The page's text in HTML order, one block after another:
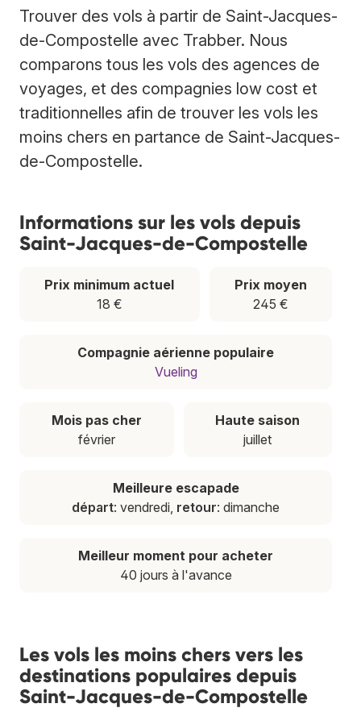
Trouver des vols à partir de Saint-Jacques-
de-Compostelle avec Trabber. Nous
comparons tous les vols des agences de
voyages, et des compagnies low cost et
traditionnelles afin de trouver les vols les
moins chers en partance de Saint-Jacques-
de-Compostelle.
Informations sur les vols depuis
Saint-Jacques-de-Compostelle
Prix minimum actuel
18 €
Prix moyen
245 €
Compagnie aérienne populaire
Vueling
Mois pas cher
février
Haute saison
juillet
Meilleure escapade
départ: vendredi, retour: dimanche
Meilleur moment pour acheter
40 jours à l'avance
Les vols les moins chers vers les
destinations populaires depuis
Saint-Jacques-de-Compostelle